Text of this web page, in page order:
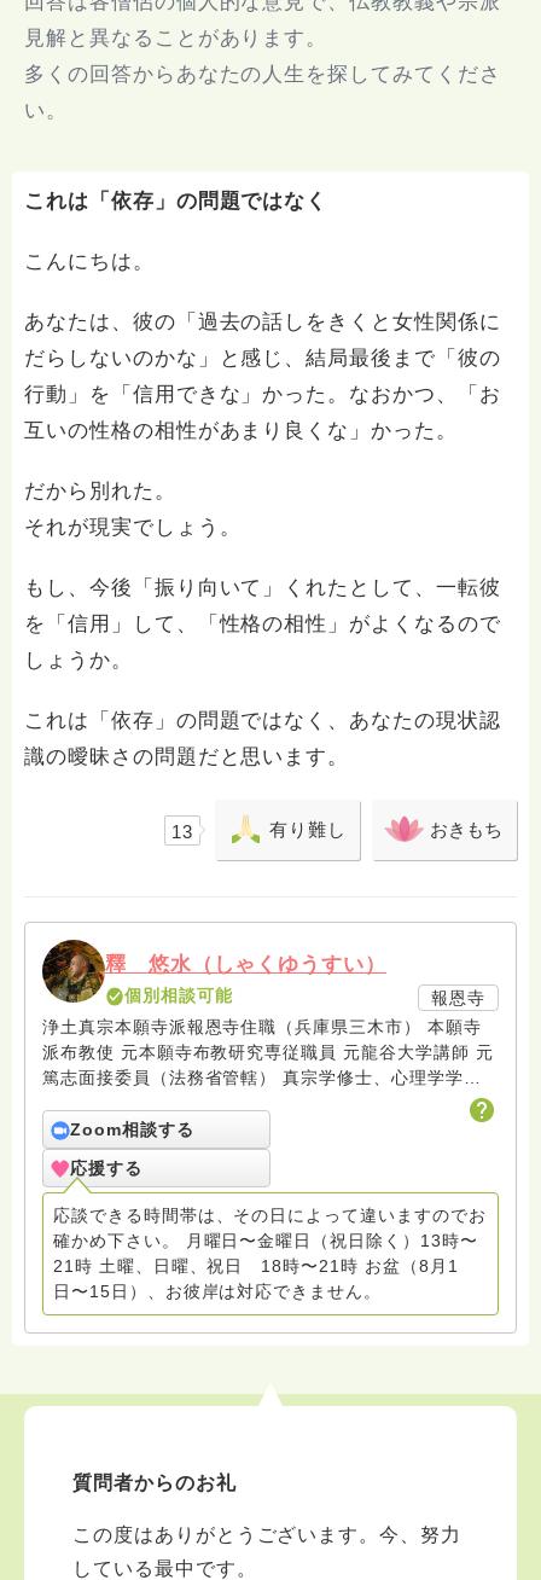
見解と異なることがあります。
多くの回答からあなたの人生を探してみてくださ
い。
これは「依存」の問題ではなく
こんにちは。
あなたは、彼の「過去の話しをきくと女性関係に
だらしないのかな」と感じ、結局最後まで「彼の
行動」を「信用できな」かった。なおかつ、「お
互いの性格の相性があまり良くな」かった。
だから別れた。
それが現実でしょう。
もし、今後「振り向いて」くれたとして、一転彼
を「信用」して、「性格の相性」がよくなるので
しょうか。
これは「依存」の問題ではなく、あなたの現状認
識の曖昧さの問題だと思います。
13 有り難し おきもち
釋 悠水（しゃくゆうすい）
個別相談可能
報恩寺
浄土真宗本願寺派報恩寺住職（兵庫県三木市） 本願寺
派布教使 元本願寺布教研究専従職員 元龍谷大学講師 元
篤志面接委員（法務省管轄） 真宗学修士、心理学学士
Fmみっきい（地元ラジオ局）出演中 趣味：サックス ２
０１９年末頃から回答しています
Zoom相談する
応援する
応談できる時間帯は、その日によって違いますのでお
確かめ下さい。 月曜日〜金曜日（祝日除く）13時〜
21時 土曜、日曜、祝日 18時〜21時 お盆（8月1
日〜15日）、お彼岸は対応できません。
質問者からのお礼
この度はありがとうございます。今、努力
している最中です。